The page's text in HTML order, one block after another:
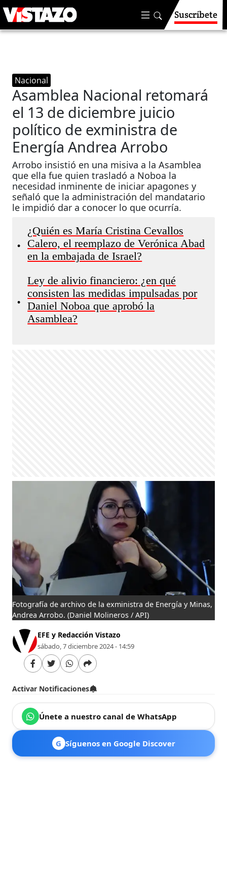
Suscríbete
Nacional
Asamblea Nacional retomará
el 13 de diciembre juicio
político de exministra de
Energía Andrea Arrobo
Arrobo insistió en una misiva a la Asamblea
que ella fue quien trasladó a Noboa la
necesidad inminente de iniciar apagones y
señaló que la administración del mandatario
le impidió dar a conocer lo que ocurría.
•
¿Quién es María Cristina Cevallos
Calero, el reemplazo de Verónica Abad
en la embajada de Israel?
•
Ley de alivio financiero: ¿en qué
consisten las medidas impulsadas por
Daniel Noboa que aprobó la
Asamblea?
Fotografía de archivo de la exministra de Energía y Minas,
Andrea Arrobo. (Daniel Molineros / API)
EFE y Redacción Vistazo
sábado, 7 diciembre 2024 - 14:59
Activar Notificaciones
Únete a nuestro canal de WhatsApp
G Síguenos en Google Discover